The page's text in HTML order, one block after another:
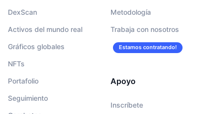
DexScan
Activos del mundo real
Gráficos globales
NFTs
Portafolio
Seguimiento
Metodología
Trabaja con nosotros
Estamos contratando!
Apoyo
Inscríbete